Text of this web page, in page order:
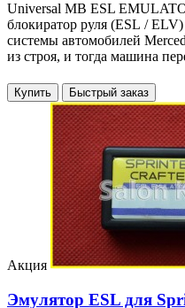
Universal MB ESL
блокиратор руля (ESL /
системы автомобилей
из строя, и тогда машина
Купить
Акция
Эмулятор ESL для